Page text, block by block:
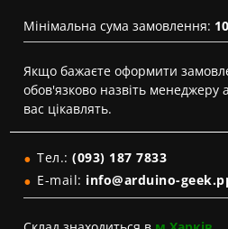
Мінімальна сума замовлення:
Якщо бажаєте оформити
обов'язково назвіть менеджеру
вас цікавлять.
Тел.: (093) 187 7833
E-mail: info@arduino-